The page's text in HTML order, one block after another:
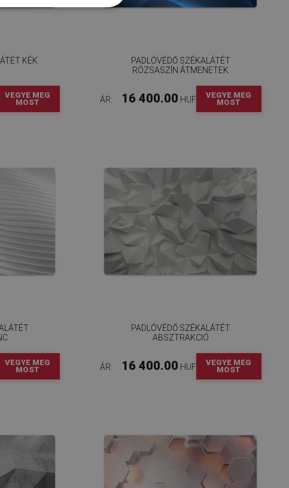
KÉK
VEGYE MEG
MOST
PADLÓVÉDŐ SZÉKALÁTÉT
RÓZSASZÍN ÁTMENETEK
ÁR: 16 400.00 HUF
VEGYE MEG
MOST
VEGYE MEG
MOST
PADLÓVÉDŐ SZÉKALÁTÉT
ABSZTRAKCIÓ
ÁR: 16 400.00 HUF
VEGYE MEG
MOST